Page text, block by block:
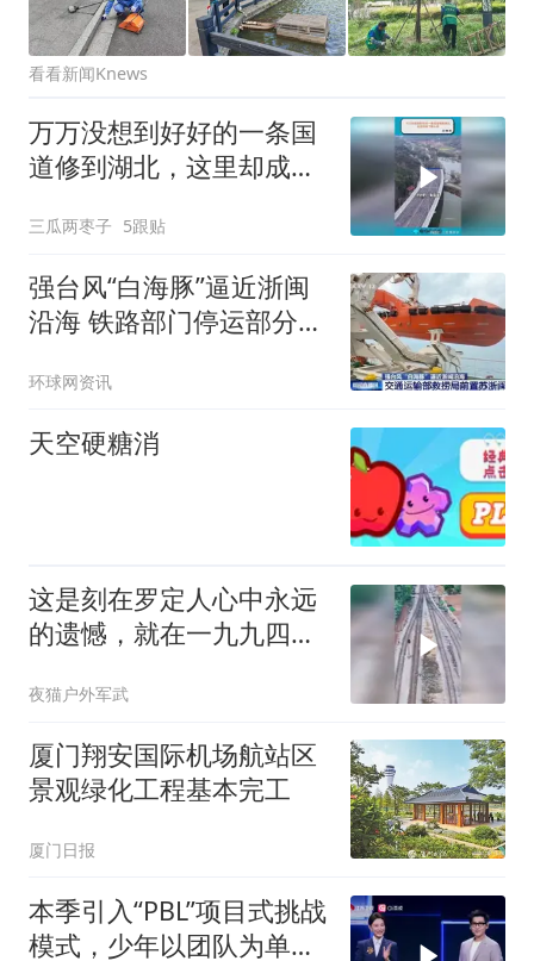
看看新闻Knews
万万没想到好好的一条国
道修到湖北，这里却成了
三瓜两枣子 5跟贴
强台风“白海豚”逼近浙闽
沿海 铁路部门停运部分列
环球网资讯
天空硬糖消
这是刻在罗定人心中永远
的遗憾，就在一九九四年
夜猫户外军武
厦门翔安国际机场航站区
景观绿化工程基本完工
厦门日报
本季引入“PBL”项目式挑战
模式，少年以团队为单